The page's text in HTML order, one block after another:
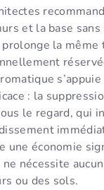
et la base
la
: la
le regard, qui
une économie
nécessite
ou des sols.